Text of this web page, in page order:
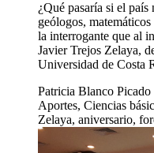
¿Qué pasaría si el
geólogos,
la interrogante que al
Javier Trejos Zelaya,
Universidad de Costa
Patricia Blanco Picado
Aportes, Ciencias
Zelaya, aniversario,